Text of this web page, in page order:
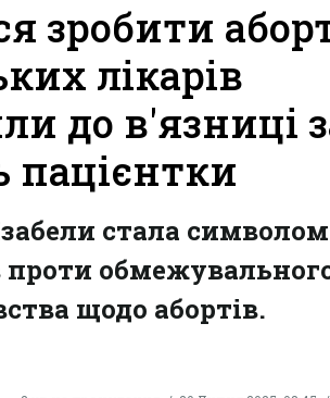
зробити
лікарів
до в'язниці
пацієнтки
стала символом
проти
щодо абортів.